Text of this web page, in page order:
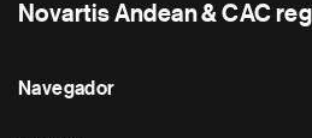
Novartis Andean & CAC
Navegador